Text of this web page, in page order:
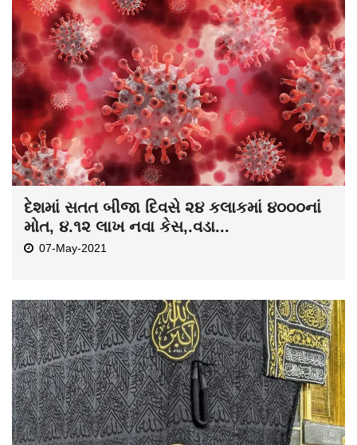
દેશમાં સતત બીજા દિવસે ૨૪ કલાકમાં ૪૦૦૦નાં
મોત, ૪.૧૨ લાખ નવા કેસ,.વડા...
07-May-2021